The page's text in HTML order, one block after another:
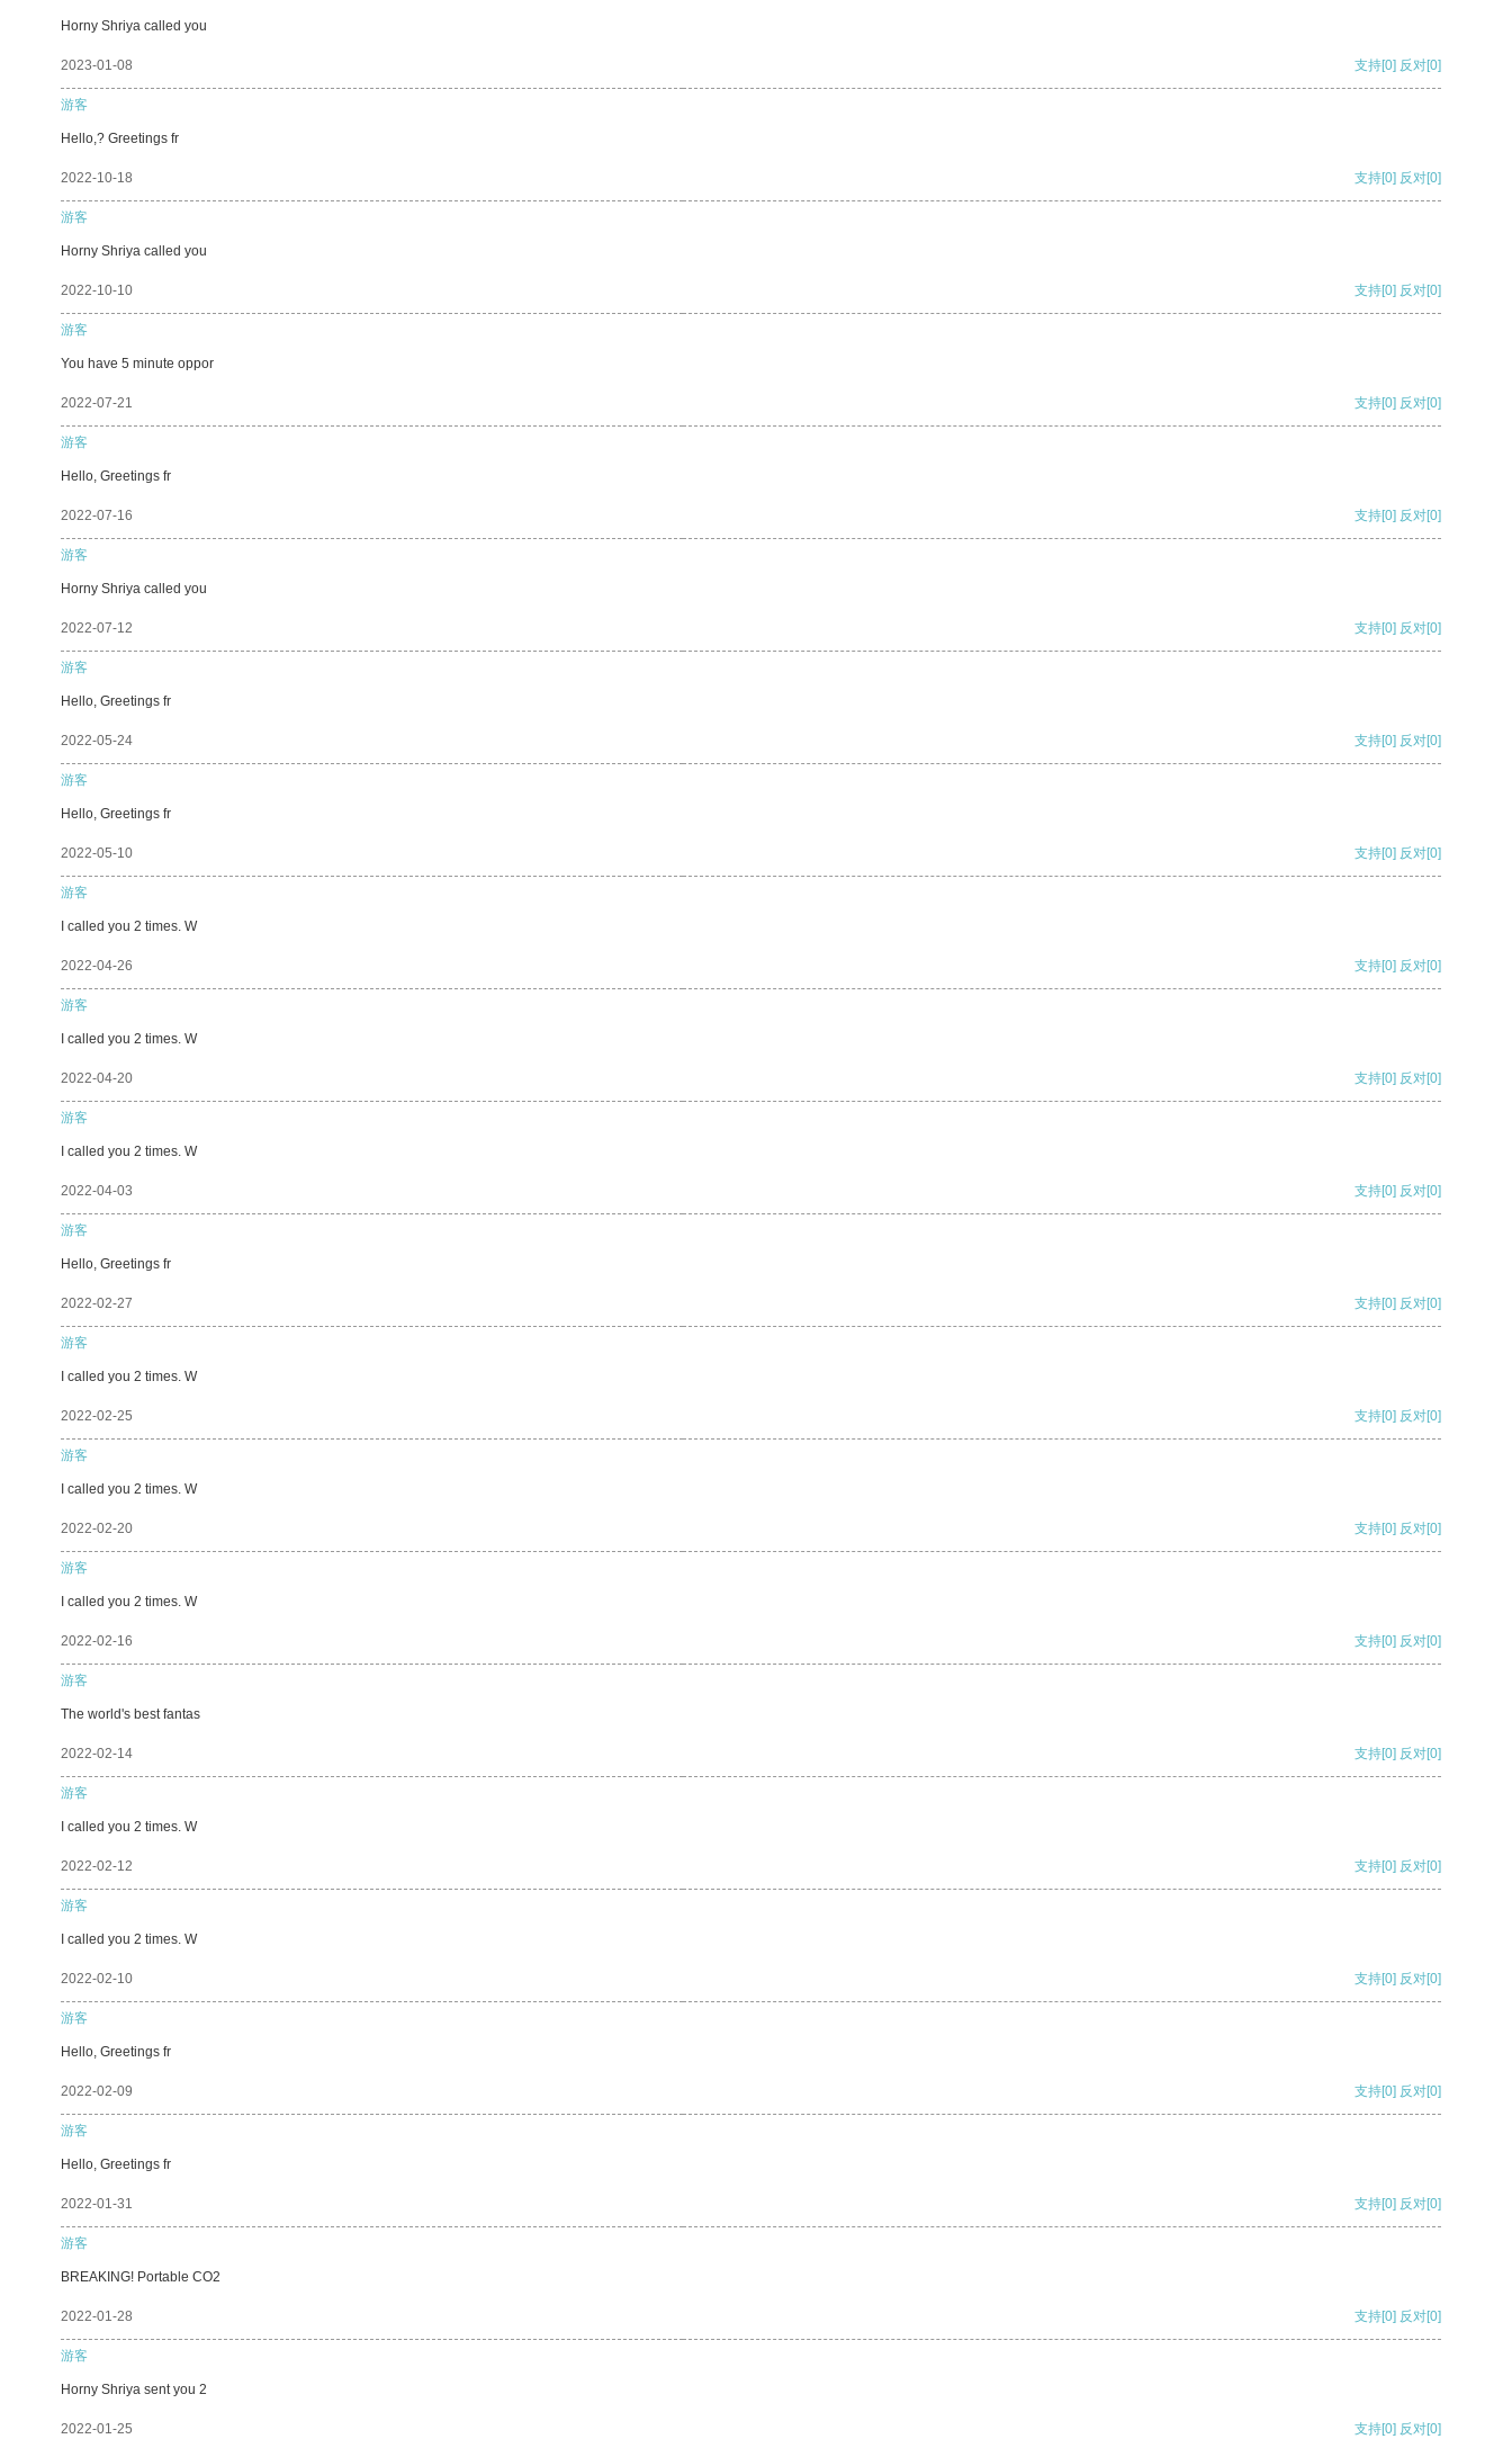
Horny Shriya called you
2023-01-08 支持[0] 反对[0]
游客
Hello,? Greetings fr
2022-10-18 支持[0] 反对[0]
游客
Horny Shriya called you
2022-10-10 支持[0] 反对[0]
游客
You have 5 minute oppor
2022-07-21 支持[0] 反对[0]
游客
Hello, Greetings fr
2022-07-16 支持[0] 反对[0]
游客
Horny Shriya called you
2022-07-12 支持[0] 反对[0]
游客
Hello, Greetings fr
2022-05-24 支持[0] 反对[0]
游客
Hello, Greetings fr
2022-05-10 支持[0] 反对[0]
游客
I called you 2 times. W
2022-04-26 支持[0] 反对[0]
游客
I called you 2 times. W
2022-04-20 支持[0] 反对[0]
游客
I called you 2 times. W
2022-04-03 支持[0] 反对[0]
游客
Hello, Greetings fr
2022-02-27 支持[0] 反对[0]
游客
I called you 2 times. W
2022-02-25 支持[0] 反对[0]
游客
I called you 2 times. W
2022-02-20 支持[0] 反对[0]
游客
I called you 2 times. W
2022-02-16 支持[0] 反对[0]
游客
The world's best fantas
2022-02-14 支持[0] 反对[0]
游客
I called you 2 times. W
2022-02-12 支持[0] 反对[0]
游客
I called you 2 times. W
2022-02-10 支持[0] 反对[0]
游客
Hello, Greetings fr
2022-02-09 支持[0] 反对[0]
游客
Hello, Greetings fr
2022-01-31 支持[0] 反对[0]
游客
BREAKING! Portable CO2
2022-01-28 支持[0] 反对[0]
游客
Horny Shriya sent you 2
2022-01-25 支持[0] 反对[0]